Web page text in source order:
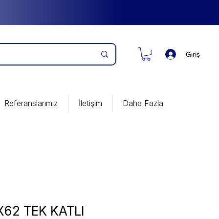
Giriş
Referanslarımız İletişim Daha Fazla
TEK KATLI